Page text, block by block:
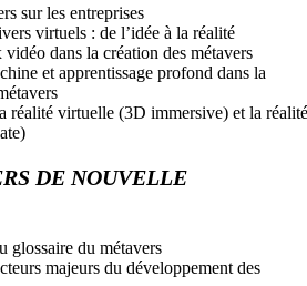
sur les entreprises
virtuels : de l’idée à la réalité
dans la création des métavers
et apprentissage profond dans la
réalité virtuelle (3D immersive) et la réalité
DE NOUVELLE
glossaire du métavers
majeurs du développement des